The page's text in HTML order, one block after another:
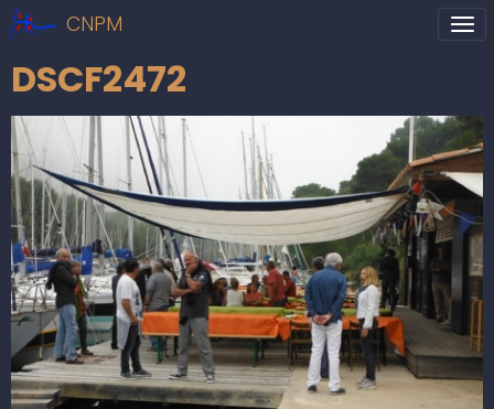
CNPM
DSCF2472